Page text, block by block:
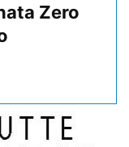
Zero